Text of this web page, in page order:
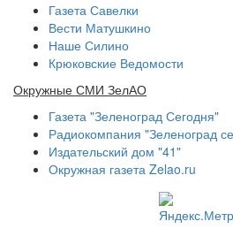
Газета Савелки
Вести Матушкино
Наше Силино
Крюковские Ведомости
Окружные СМИ ЗелАО
Газета "Зеленоград Сегодня"
Радиокомпания "Зеленоград
Издательский дом "41"
Окружная газета Zelao.ru